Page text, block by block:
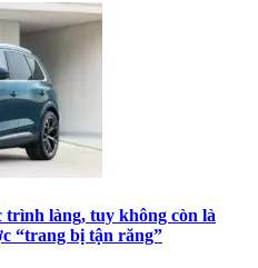
làng, tuy không còn là
“trang bị tận răng”